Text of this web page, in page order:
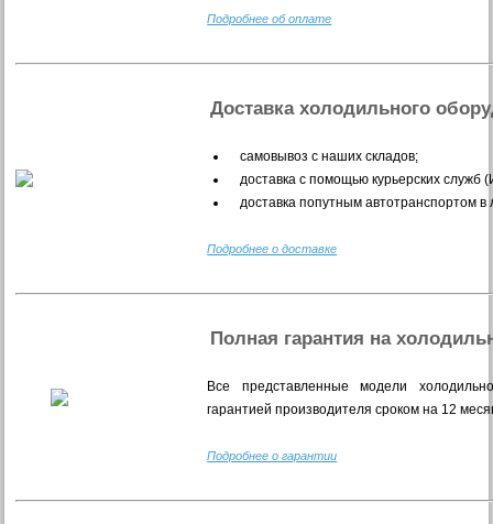
Подробнее об оплате
Доставка холодильного
самовывоз с наших складов;
доставка с помощью курьерских
доставка попутным автотранспортом
Подробнее о доставке
Полная гарантия на
Все представленные модели
гарантией производителя сроком на 12
Подробнее о гарантии